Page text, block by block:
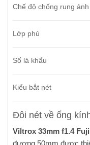
Chế độ chống rung ảnh
Lớp phủ
Số lá khẩu
Kiểu bắt nét
Đôi nét về ống
Viltrox 33mm f1.4 Fuji
đương 50mm được